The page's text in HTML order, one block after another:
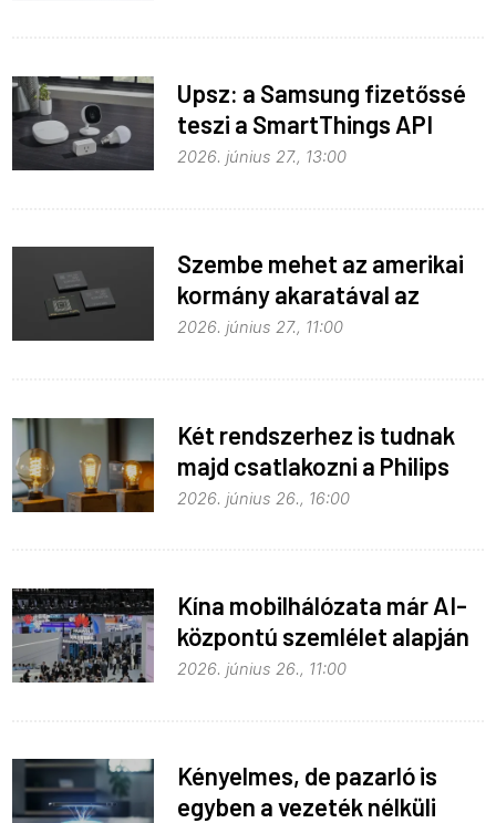
Upsz: a Samsung fizetőssé
teszi a SmartThings API
hozzáférést
2026. június 27., 13:00
Szembe mehet az amerikai
kormány akaratával az
Apple
2026. június 27., 11:00
Két rendszerhez is tudnak
majd csatlakozni a Philips
Hue égők
2026. június 26., 16:00
Kína mobilhálózata már AI-
központú szemlélet alapján
fejlődik
2026. június 26., 11:00
Kényelmes, de pazarló is
egyben a vezeték nélküli